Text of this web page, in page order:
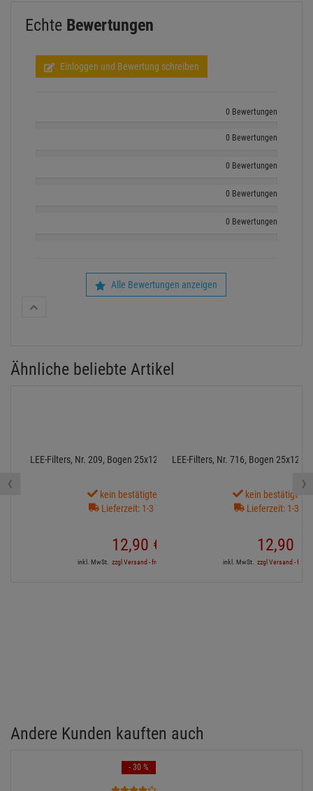
Echte Bewertungen
Einloggen und Bewertung schreiben
0 Bewertungen
0 Bewertungen
0 Bewertungen
0 Bewertungen
0 Bewertungen
Alle Bewertungen anzeigen
Ähnliche beliebte Artikel
LEE-Filters, Nr. 209, Bogen 25x122cm,.3 Neutral Density
kein bestätigter Termin
Lieferzeit: 1-3 Wochen
12,90 €
inkl. MwSt. zzgl Versand - frei ab 90,-€ in DE
LEE-Filters, Nr. 716, Bogen
kein bestätigter
Lieferzeit: 1-3
12,90
inkl. MwSt. zzgl Versand - frei
‹ ›
Andere Kunden kauften auch
- 30 %